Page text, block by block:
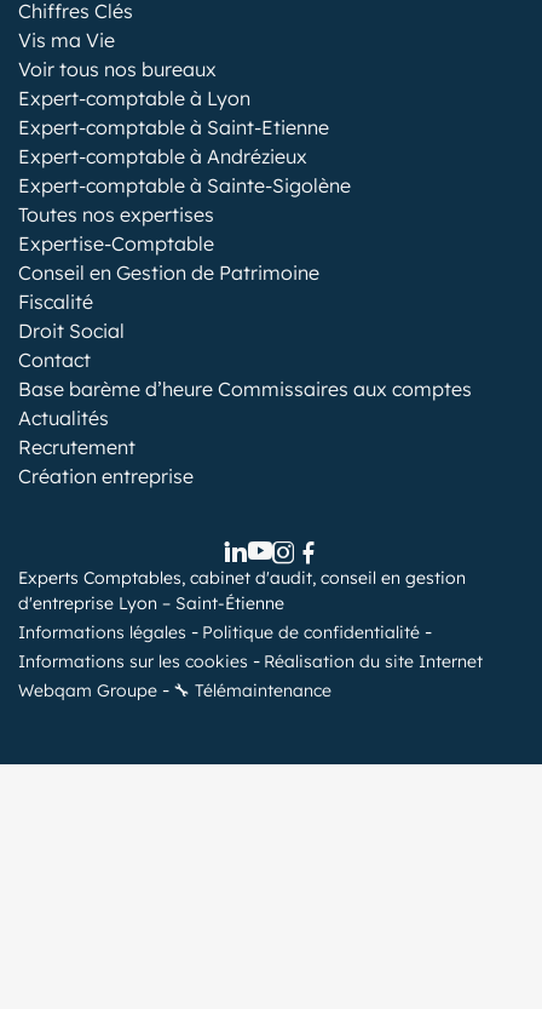
Chiffres Clés
Vis ma Vie
Voir tous nos bureaux
Expert-comptable à Lyon
Expert-comptable à Saint-Etienne
Expert-comptable à Andrézieux
Expert-comptable à Sainte-Sigolène
Toutes nos expertises
Expertise-Comptable
Conseil en Gestion de Patrimoine
Fiscalité
Droit Social
Contact
Base barème d’heure Commissaires aux comptes
Actualités
Recrutement
Création entreprise
Experts Comptables, cabinet d'audit, conseil en gestion
d'entreprise Lyon – Saint-Étienne
Informations légales
Politique de confidentialité
Informations sur les cookies
Réalisation du site Internet
Webqam Groupe
🔧 Télémaintenance